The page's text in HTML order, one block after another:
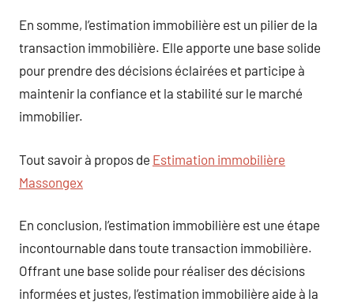
En somme, l’estimation immobilière est un pilier de la
transaction immobilière. Elle apporte une base solide
pour prendre des décisions éclairées et participe à
maintenir la confiance et la stabilité sur le marché
immobilier.
Tout savoir à propos de Estimation immobilière
Massongex
En conclusion, l’estimation immobilière est une étape
incontournable dans toute transaction immobilière.
Offrant une base solide pour réaliser des décisions
informées et justes, l’estimation immobilière aide à la